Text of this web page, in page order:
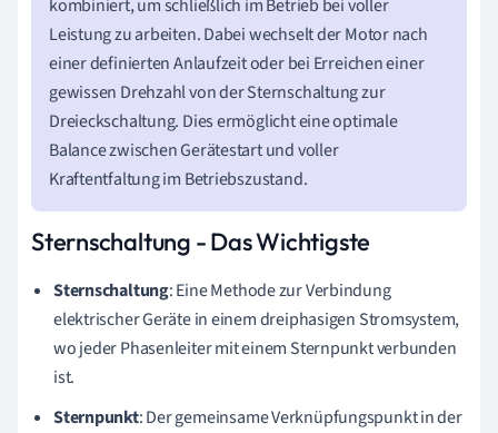
kombiniert, um schließlich im Betrieb bei voller
Leistung zu arbeiten. Dabei wechselt der Motor nach
einer definierten Anlaufzeit oder bei Erreichen einer
gewissen Drehzahl von der Sternschaltung zur
Dreieckschaltung. Dies ermöglicht eine optimale
Balance zwischen Gerätestart und voller
Kraftentfaltung im Betriebszustand.
Sternschaltung - Das Wichtigste
Sternschaltung: Eine Methode zur Verbindung
elektrischer Geräte in einem dreiphasigen Stromsystem,
wo jeder Phasenleiter mit einem Sternpunkt verbunden
ist.
Sternpunkt: Der gemeinsame Verknüpfungspunkt in der